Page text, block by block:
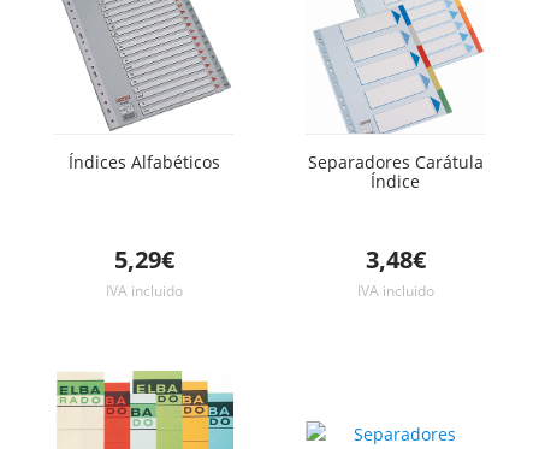
Índices Alfabéticos
5,29€
IVA incluido
Separadores Carátula
Índice
3,48€
IVA incluido